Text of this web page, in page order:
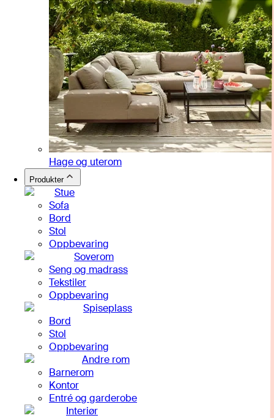
Hage og uterom
Produkter
Stue
Sofa
Bord
Stol
Oppbevaring
Soverom
Seng og madrass
Tekstiler
Oppbevaring
Spiseplass
Bord
Stol
Oppbevaring
Andre rom
Barnerom
Kontor
Entré og garderobe
Interiør